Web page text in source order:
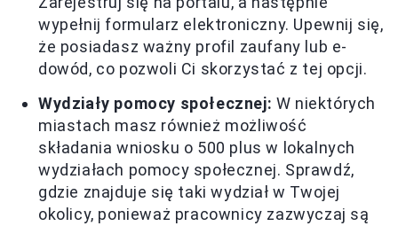
wypełnij formularz elektroniczny. Upewnij się,
że posiadasz ważny profil zaufany lub e-
dowód, co pozwoli Ci skorzystać z tej opcji.
Wydziały pomocy społecznej: W niektórych
miastach masz również możliwość
składania wniosku o 500 plus w lokalnych
wydziałach pomocy społecznej. Sprawdź,
gdzie znajduje się taki wydział w Twojej
okolicy, ponieważ pracownicy zazwyczaj są